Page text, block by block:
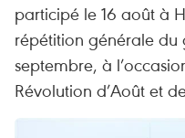
participé le 16 août à
répétition générale
septembre, à
Révolution d’Août et